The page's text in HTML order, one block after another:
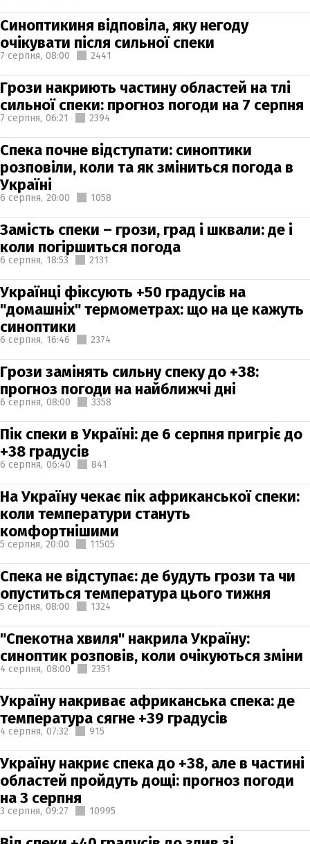
Синоптикиня відповіла, яку негоду
очікувати після сильної спеки
7 серпня, 08:00 2441
Грози накриють частину областей на тлі
сильної спеки: прогноз погоди на 7 серпня
7 серпня, 06:21 2394
Спека почне відступати: синоптики
розповіли, коли та як зміниться погода в
Україні
6 серпня, 20:00 1058
Замість спеки – грози, град і шквали: де і
коли погіршиться погода
6 серпня, 18:53 2131
Українці фіксують +50 градусів на
"домашніх" термометрах: що на це кажуть
синоптики
6 серпня, 16:46 2374
Грози замінять сильну спеку до +38:
прогноз погоди на найближчі дні
6 серпня, 08:00 3358
Пік спеки в Україні: де 6 серпня пригріє до
+38 градусів
6 серпня, 06:40 841
На Україну чекає пік африканської спеки:
коли температури стануть
комфортнішими
5 серпня, 20:00 11505
Спека не відступає: де будуть грози та чи
опуститься температура цього тижня
5 серпня, 08:00 1324
"Спекотна хвиля" накрила Україну:
синоптик розповів, коли очікуються зміни
4 серпня, 08:00 2351
Україну накриває африканська спека: де
температура сягне +39 градусів
4 серпня, 07:32 915
Україну накриє спека до +38, але в частині
областей пройдуть дощі: прогноз погоди
на 3 серпня
3 серпня, 09:27 10995